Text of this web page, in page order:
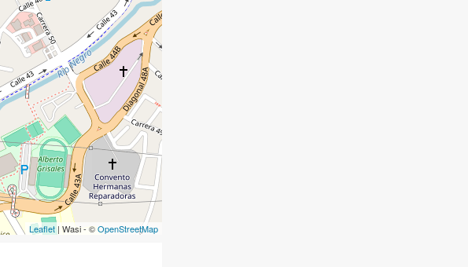
Leaflet| Wasi - ©OpenStreetMap